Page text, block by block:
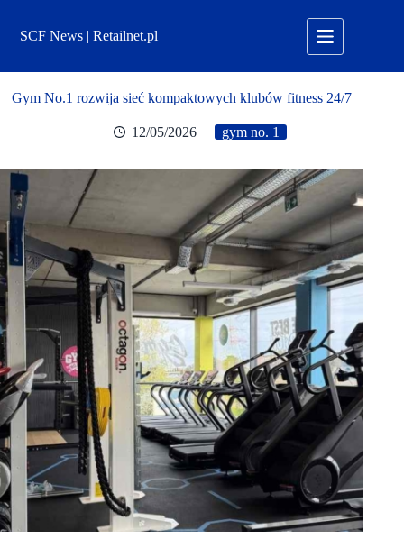
treściSCF News | Retailnet.pl
Gym No.1 rozwija sieć kompaktowych klubów fitness 24/7
12/05/2026 gym no. 1